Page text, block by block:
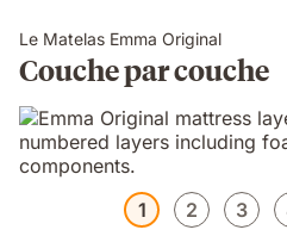
Le Matelas Emma Original
Couche par couche
1 2 3